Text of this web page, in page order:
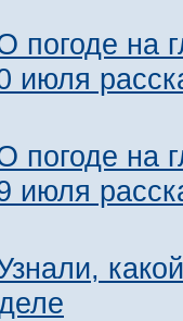
погоде на
июля
погоде на
июля